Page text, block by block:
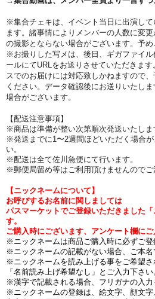
※集合チェキは、イベント当日に出演して
ます。諸事情によりメンバーの人数に変
の撮影とならない場合がございます。予め
※お撮りした写メは、後日、ギガファイ
ールにてURLをお送りさせていただきま
スでのお届けには対応致しかねますので
ください。データ確認後にお送りいたし
場合がございます。
【配送注意事項】
※商品は準備が整い次第順次発送いたしま
※発送までに1〜2週間ほどいただく場合
い。
※配送は全て佐川急便にて行います。
※郵便局留め等はご利用頂けませんのでご
【ニックネームについて】
お呼びするお名前に関しましては
パスマーケットでご登録いただきました
す。
ご購入時にございます、アンケート欄にご
※ニックネームは商品ご購入時に必ずご登
※ニックネームの記載がない場合、ご本名
※ニックネームを読み上げる事をご希望
「名前読み上げ希望なし」とご入力下さい
※漢字で記載される場合、フリガナの入力
※ニックネームの登録は、絵文字、顔文